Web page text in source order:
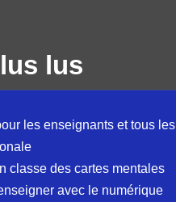
lus
les enseignants et tous les
classe des cartes mentales
avec le numérique